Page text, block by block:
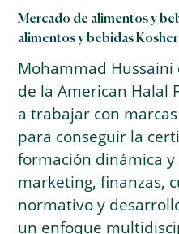
Mercado de alimentos y
alimentos y bebidas Kosher
Mohammad
de la American Halal
a trabajar con
para conseguir la
formación dinámica
marketing, finanzas,
normativo y
un enfoque